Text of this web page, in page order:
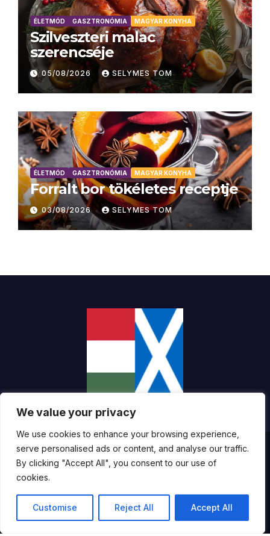
We value your privacy
We use cookies to enhance your browsing experience,
serve personalised ads or content, and analyse our traffic.
By clicking "Accept All", you consent to our use of
cookies.
Customise Reject All Accept All
ÉLETMÓD GASZTRONÓMIA MAGYAR KONYHA
Szilveszteri malac
szerencséje
05/08/2026 SELYMES TOM
ÉLETMÓD GASZTRONÓMIA MAGYAR KONYHA
Forralt bor tökéletes receptje
03/08/2026 SELYMES TOM
Proudly powered by WordPress|Theme:Newsup byThemeansar
Accessibility Statement ImpresszumCopyright NoticeTerms of Use